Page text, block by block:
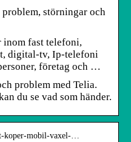
störningar och
inom fast telefoni,
digital-tv, Ip-telefoni
företag och …
problem med Telia.
du se vad som händer.
koper-mobil-vaxel-…